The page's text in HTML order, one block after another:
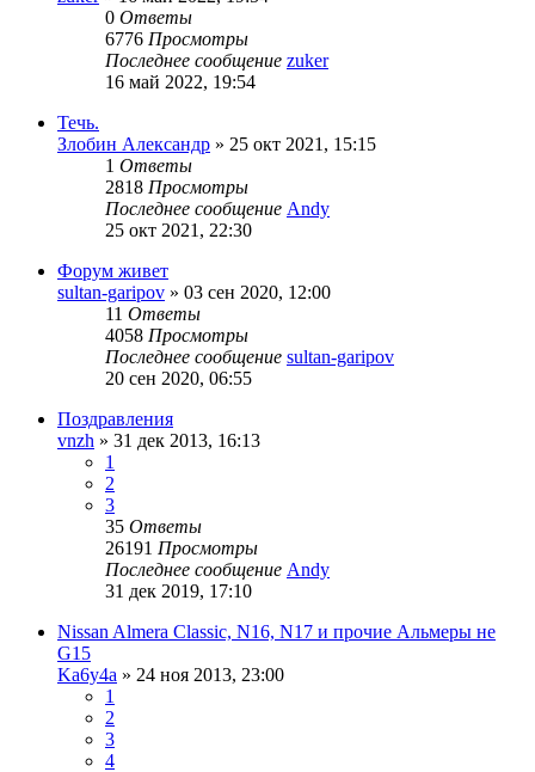
0 Ответы
6776 Просмотры
Последнее сообщение zuker
16 май 2022, 19:54
Течь.
Злобин Александр » 25 окт 2021, 15:15
1 Ответы
2818 Просмотры
Последнее сообщение Andy
25 окт 2021, 22:30
Форум живет
sultan-garipov » 03 сен 2020, 12:00
11 Ответы
4058 Просмотры
Последнее сообщение sultan-garipov
20 сен 2020, 06:55
Поздравления
vnzh » 31 дек 2013, 16:13
1
2
3
35 Ответы
26191 Просмотры
Последнее сообщение Andy
31 дек 2019, 17:10
Nissan Almera Classic, N16, N17 и прочие Альмеры не
G15
Ka6y4a » 24 ноя 2013, 23:00
1
2
3
4